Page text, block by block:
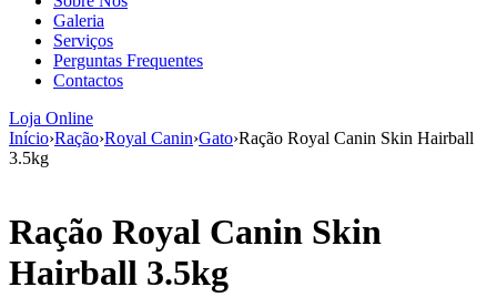
Galeria
Serviços
Perguntas Frequentes
Contactos
Loja Online
Início›Ração›Royal Canin›Gato›Ração Royal Canin Skin Hairball
3.5kg
Ração Royal Canin Skin
Hairball 3.5kg
aumenta a
probabilidade
de ver
conteúdo e
ofertas